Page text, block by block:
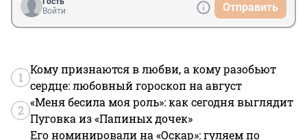
в депрессию, на мой взгляд. И голос с годами подсел.
Но первые десять лет после " взлета" , обеспеченного
была актуальной и интересной.
Войти
Отправить
1
Кому признаются в любви, а кому разобьют
сердце: любовный гороскоп на август
2
«Меня бесила моя роль»: как сегодня выглядит
Пуговка из «Папиных дочек»
Его номинировали на «Оскар»: гуляем по